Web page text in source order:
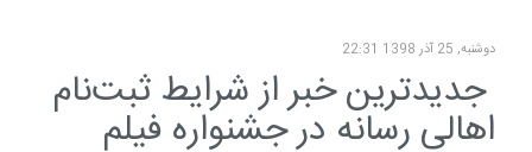
دوشنبه, 25 آذر 1398 22:31
جدیدترین خبر از شرایط ثبت‌نام
اهالی رسانه در جشنواره فیلم